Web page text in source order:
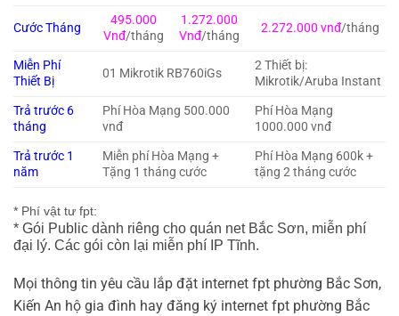
Cước Tháng
495.000
Vnđ/tháng
1.272.000
Vnđ/tháng
2.272.000 vnđ/tháng
Miễn Phí
Thiết Bị
01 Mikrotik RB760iGs
2 Thiết bị:
Mikrotik/Aruba Instant
Trả trước 6
tháng
Phí Hòa Mạng 500.000
vnđ
Phí Hòa Mạng
1000.000 vnđ
Trả trước 1
năm
Miễn phí Hòa Mạng +
Tặng 1 tháng cước
Phí Hòa Mạng 600k +
tặng 2 tháng cước
* Phí vật tư fpt:
* Gói Public dành riêng cho quán net Bắc Sơn, miễn phí
đại lý. Các gói còn lại miễn phí IP Tĩnh.
Mọi thông tin yêu cầu lắp đặt internet fpt phường Bắc Sơn,
Kiến An hộ gia đình hay đăng ký internet fpt phường Bắc